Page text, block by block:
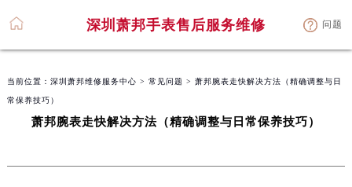
深圳萧邦手表售后服务维修 问题
当前位置： 深圳萧邦维修服务中心 > 常见问题 > 萧邦腕表走快解决方法（精确调整与日
常保养技巧）
萧邦腕表走快解决方法（精确调整与日常保养技巧）